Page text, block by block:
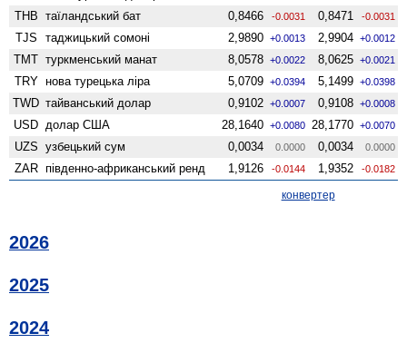
THB
таїландський бат 0,8466 -0.0031 0,8471 -0.0031
TJS таджицький сомоні 2,9890 +0.0013 2,9904 +0.0012
TMT туркменський манат 8,0578 +0.0022 8,0625 +0.0021
TRY нова турецька ліра 5,0709 +0.0394 5,1499 +0.0398
TWD тайванський долар 0,9102 +0.0007 0,9108 +0.0008
USD долар США 28,1640 +0.0080 28,1770 +0.0070
UZS узбецький сум 0,0034 0.0000 0,0034 0.0000
ZAR південно-африканський ренд 1,9126 -0.0144 1,9352 -0.0182
конвертер
2026
2025
2024